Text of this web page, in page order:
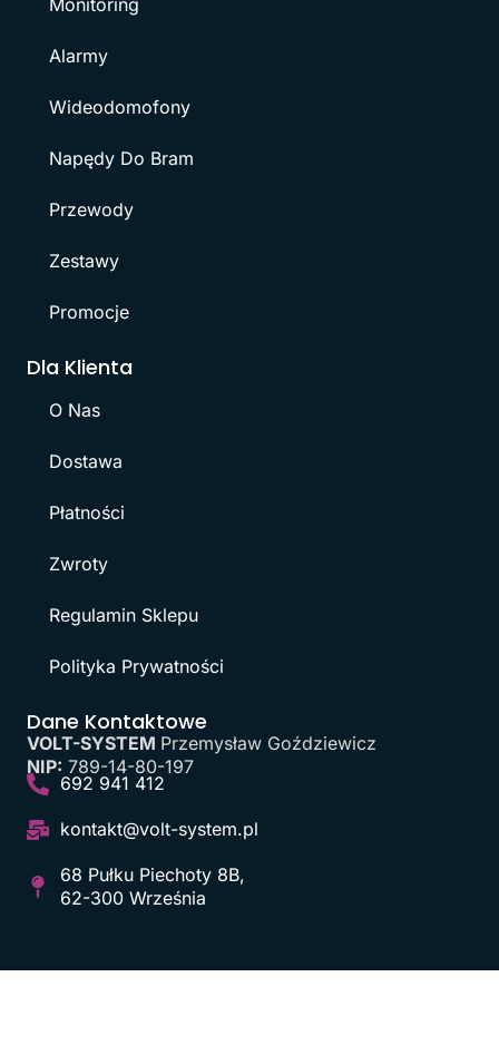
Alarmy
Wideodomofony
Napędy Do Bram
Przewody
Zestawy
Promocje
Dla Klienta
O Nas
Dostawa
Płatności
Zwroty
Regulamin Sklepu
Polityka Prywatności
Dane Kontaktowe
VOLT-SYSTEM Przemysław Goździewicz
NIP: 789-14-80-197
692 941 412
kontakt@volt-system.pl
68 Pułku Piechoty 8B,
62-300 Września